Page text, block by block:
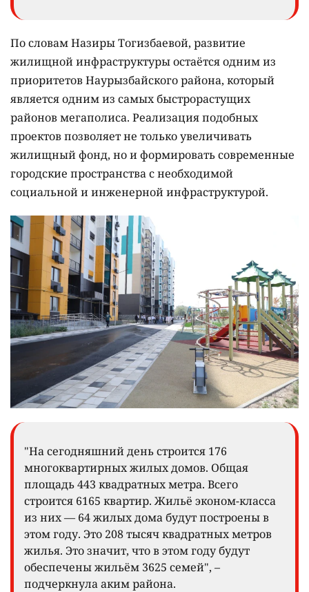
По словам Назиры Тогизбаевой, развитие
жилищной инфраструктуры остаётся одним из
приоритетов Наурызбайского района, который
является одним из самых быстрорастущих
районов мегаполиса. Реализация подобных
проектов позволяет не только увеличивать
жилищный фонд, но и формировать современные
городские пространства с необходимой
социальной и инженерной инфраструктурой.
"На сегодняшний день строится 176
многоквартирных жилых домов. Общая
площадь 443 квадратных метра. Всего
строится 6165 квартир. Жильё эконом-класса
из них — 64 жилых дома будут построены в
этом году. Это 208 тысяч квадратных метров
жилья. Это значит, что в этом году будут
обеспечены жильём 3625 семей", –
подчеркнула аким района.